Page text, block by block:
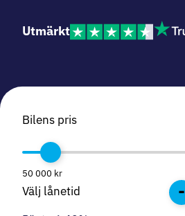
Utmärkt
Bilens pris
50 000 kr
Välj lånetid -